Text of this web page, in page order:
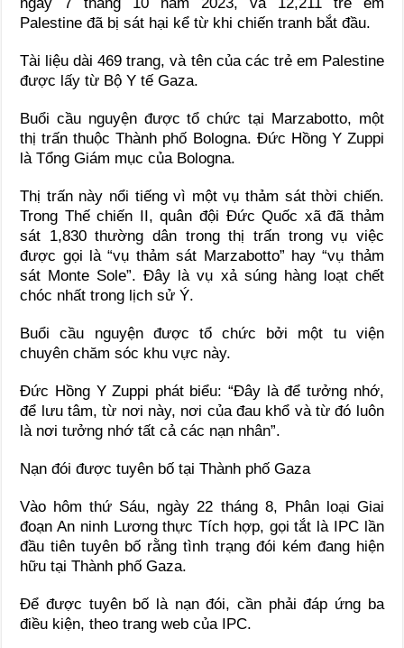
Palestine đã bị sát hại kể từ khi chiến tranh bắt đầu.
Tài liệu dài 469 trang, và tên của các trẻ em Palestine
được lấy từ Bộ Y tế Gaza.
Buổi cầu nguyện được tổ chức tại Marzabotto, một
thị trấn thuộc Thành phố Bologna. Đức Hồng Y Zuppi
là Tổng Giám mục của Bologna.
Thị trấn này nổi tiếng vì một vụ thảm sát thời chiến.
Trong Thế chiến II, quân đội Đức Quốc xã đã thảm
sát 1,830 thường dân trong thị trấn trong vụ việc
được gọi là “vụ thảm sát Marzabotto” hay “vụ thảm
sát Monte Sole”. Đây là vụ xả súng hàng loạt chết
chóc nhất trong lịch sử Ý.
Buổi cầu nguyện được tổ chức bởi một tu viện
chuyên chăm sóc khu vực này.
Đức Hồng Y Zuppi phát biểu: “Đây là để tưởng nhớ,
để lưu tâm, từ nơi này, nơi của đau khổ và từ đó luôn
là nơi tưởng nhớ tất cả các nạn nhân”.
Nạn đói được tuyên bố tại Thành phố Gaza
Vào hôm thứ Sáu, ngày 22 tháng 8, Phân loại Giai
đoạn An ninh Lương thực Tích hợp, gọi tắt là IPC lần
đầu tiên tuyên bố rằng tình trạng đói kém đang hiện
hữu tại Thành phố Gaza.
Để được tuyên bố là nạn đói, cần phải đáp ứng ba
điều kiện, theo trang web của IPC.